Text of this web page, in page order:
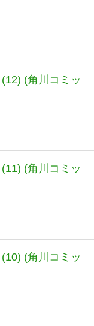
(角川コミッ
(角川コミッ
(角川コミッ